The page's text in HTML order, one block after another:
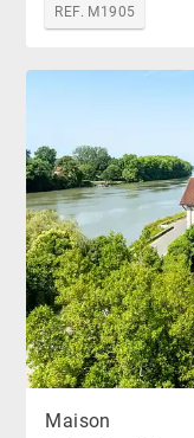
REF. M1905
Maison